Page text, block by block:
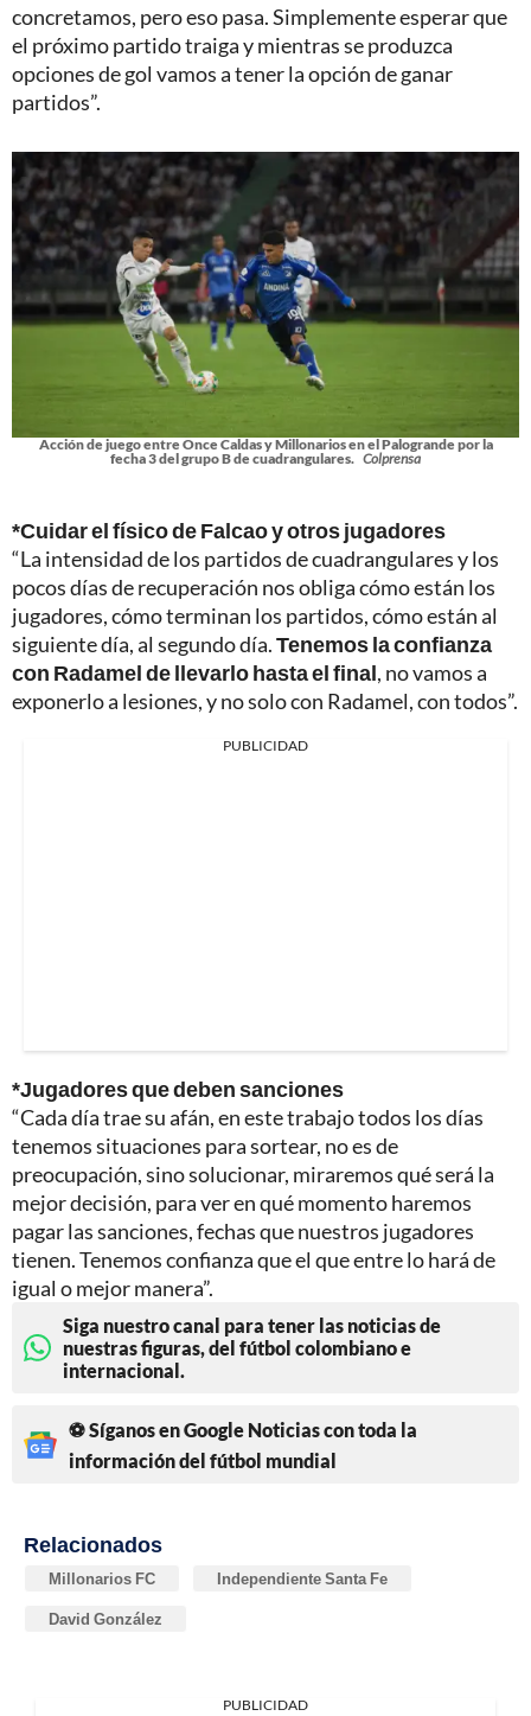
concretamos, pero eso pasa. Simplemente esperar que
el próximo partido traiga y mientras se produzca
opciones de gol vamos a tener la opción de ganar
partidos”.
Acción de juego entre Once Caldas y Millonarios en el Palogrande por la
fecha 3 del grupo B de cuadrangulares. Colprensa
*Cuidar el físico de Falcao y otros jugadores
“La intensidad de los partidos de cuadrangulares y los
pocos días de recuperación nos obliga cómo están los
jugadores, cómo terminan los partidos, cómo están al
siguiente día, al segundo día.Tenemos la confianza
con Radamel de llevarlo hasta el final, no vamos a
exponerlo a lesiones, y no solo con Radamel, con todos”.
PUBLICIDAD
*Jugadores que deben sanciones
“Cada día trae su afán, en este trabajo todos los días
tenemos situaciones para sortear, no es de
preocupación, sino solucionar, miraremos qué será la
mejor decisión, para ver en qué momento haremos
pagar las sanciones, fechas que nuestros jugadores
tienen. Tenemos confianza que el que entre lo hará de
igual o mejor manera”.
Siga nuestro canal para tener las noticias de
nuestras figuras, del fútbol colombiano e
internacional.
⚽ Síganos en Google Noticias con toda la
información del fútbol mundial
Relacionados
Millonarios FC Independiente Santa Fe
David González
PUBLICIDAD